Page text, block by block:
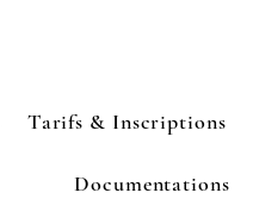
Tarifs & Inscriptions
Documentations